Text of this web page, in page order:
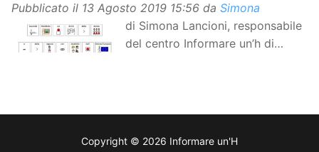
Pubblicato il 13 Agosto 2019 15:56 da Simona
di Simona Lancioni, responsabile
del centro Informare un’h di
aumentativa alternativa (CAA) del “Secondo Manifesto
Copyright © 2026 Informare un'H